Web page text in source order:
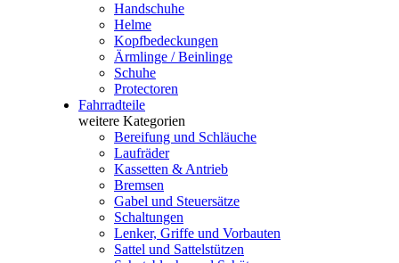
Handschuhe
Helme
Kopfbedeckungen
Ärmlinge / Beinlinge
Schuhe
Protectoren
Fahrradteile
weitere Kategorien
Bereifung und Schläuche
Laufräder
Kassetten & Antrieb
Bremsen
Gabel und Steuersätze
Schaltungen
Lenker, Griffe und Vorbauten
Sattel und Sattelstützen